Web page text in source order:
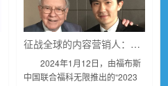
征战全球的内容营销人：远读重洋创始人孙思远荣获“2023福布斯中国·出海全球化Top 30先锋人物”
2024年1月12日，由福布斯
中国联合福科无限推出的“2023